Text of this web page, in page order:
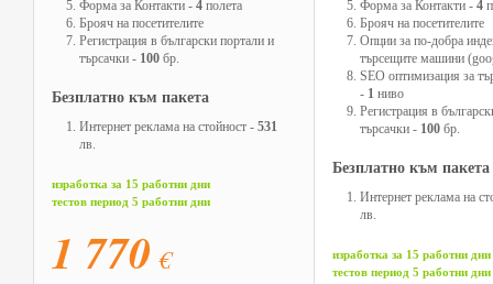
Форма за Контакти- 4полета
Брояч на посетителите
Регистрация в български портали и
търсачки- 100бр.
Безплатно към пакета
Интернет реклама на стойност- 531
лв.
изработка за 15 работни дни
тестов период 5 работни дни
1 770 €
Форма за Контакти -4
Брояч на посетителите
Опции за по-добра
търсещите машини
SEO оптимизация за
- 1 ниво
Регистрация в
търсачки - 100 бр.
Безплатно към пакета
Интернет реклама на
лв.
изработка за 15 работни дни
тестов период 5 работни дни